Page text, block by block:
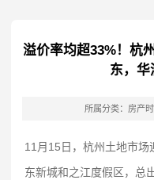
溢价率均超33%！杭
东，华
所属分类：房产
11月15日，杭州土地市
东新城和之江度假区，总